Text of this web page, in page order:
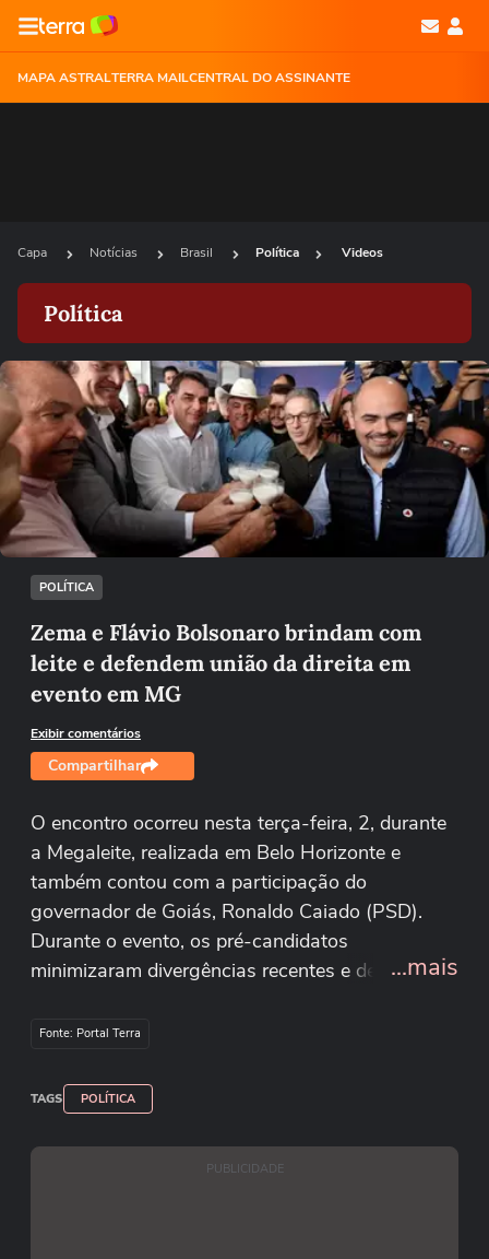
MAPA ASTRALTERRA MAILCENTRAL DO ASSINANTE
Capa Notícias Brasil Política Videos
Política
Ops!
Não foi possível reproduzir o vídeo
Tentar novamente
POLÍTICA
Zema e Flávio Bolsonaro brindam com
leite e defendem união da direita em
evento em MG
Exibir comentários
Compartilhar
O encontro ocorreu nesta terça-feira, 2, durante
a Megaleite, realizada em Belo Horizonte e
também contou com a participação do
governador de Goiás, Ronaldo Caiado (PSD).
Durante o evento, os pré-candidatos
minimizaram divergências recentes e defenderam
...mais
Fonte: Portal Terra
TAGS POLÍTICA
PUBLICIDADE